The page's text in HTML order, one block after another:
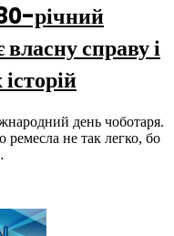
річний
справу і
день чоботаря.
ремесла не так легко, бо